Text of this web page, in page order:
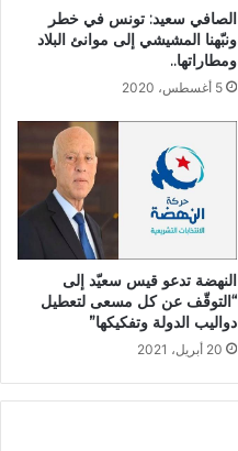
الصافي سعيد: تونس في خطر
ونبّهنا المشيشي إلى موانئ البلاد
ومطاراتها..
5 أغسطس، 2020
النهضة تدعو قيس سعيّد إلى
“التوقّف عن كل مسعى لتعطيل
دواليب الدولة وتفكيكها”
20 أبريل، 2021